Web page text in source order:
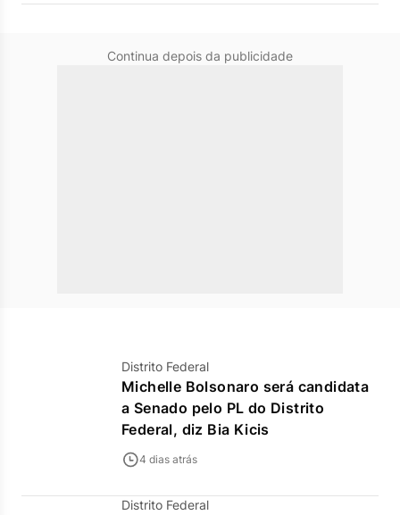
Continua depois da publicidade
Distrito Federal
Michelle Bolsonaro será candidata
a Senado pelo PL do Distrito
Federal, diz Bia Kicis
4 dias atrás
Distrito Federal